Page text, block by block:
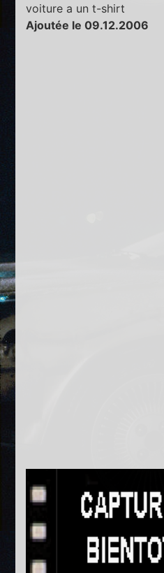
voiture a un t-shirt
Ajoutée le 09.12.2006